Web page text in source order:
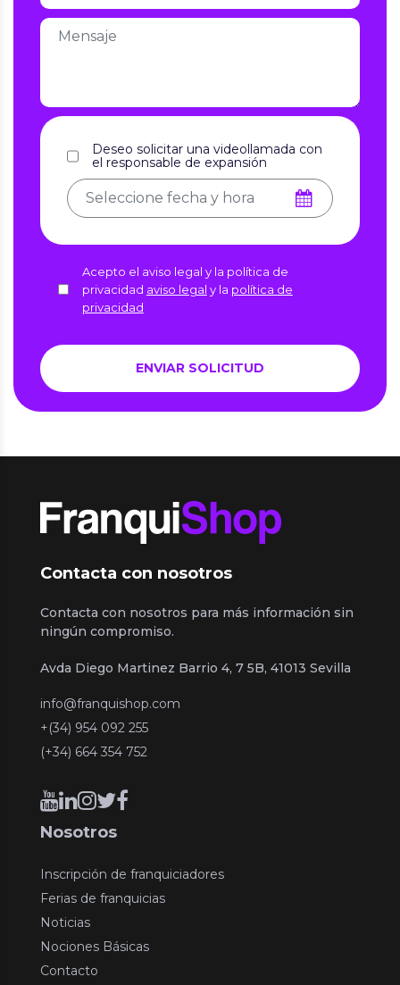
Deseo solicitar una videollamada con
el responsable de expansión
Acepto el aviso legal y la política de
privacidad aviso legal y la política de
privacidad
Contacta con nosotros
Contacta con nosotros para más información sin
ningún compromiso.
Avda Diego Martinez Barrio 4, 7 5B, 41013 Sevilla
info@franquishop.com
+(34) 954 092 255
(+34) 664 354 752
Nosotros
Inscripción de franquiciadores
Ferias de franquicias
Noticias
Nociones Básicas
Contacto